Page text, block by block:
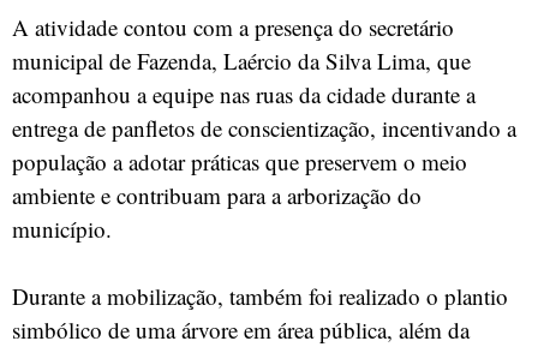
A atividade contou com a presença do secretário
municipal de Fazenda, Laércio da Silva Lima, que
acompanhou a equipe nas ruas da cidade durante a
entrega de panfletos de conscientização, incentivando a
população a adotar práticas que preservem o meio
ambiente e contribuam para a arborização do
município.
Durante a mobilização, também foi realizado o plantio
simbólico de uma árvore em área pública, além da